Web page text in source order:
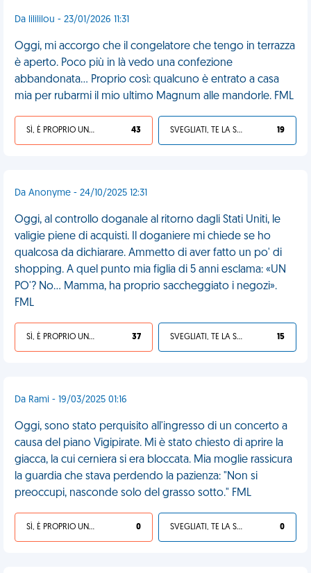
Da lilililou - 23/01/2026 11:31
Oggi, mi accorgo che il congelatore che tengo in terrazza
è aperto. Poco più in là vedo una confezione
abbandonata... Proprio così: qualcuno è entrato a casa
mia per rubarmi il mio ultimo Magnum alle mandorle. FML
SÌ, È PROPRIO UNA VDM! 43 SVEGLIATI, TE LA SEI CERCATA! 19
Da Anonyme - 24/10/2025 12:31
Oggi, al controllo doganale al ritorno dagli Stati Uniti, le
valigie piene di acquisti. Il doganiere mi chiede se ho
qualcosa da dichiarare. Ammetto di aver fatto un po' di
shopping. A quel punto mia figlia di 5 anni esclama: «UN
PO'? No... Mamma, ha proprio saccheggiato i negozi».
FML
SÌ, È PROPRIO UNA VDM! 37 SVEGLIATI, TE LA SEI CERCATA! 15
Da Rami - 19/03/2025 01:16
Oggi, sono stato perquisito all'ingresso di un concerto a
causa del piano Vigipirate. Mi è stato chiesto di aprire la
giacca, la cui cerniera si era bloccata. Mia moglie rassicura
la guardia che stava perdendo la pazienza: "Non si
preoccupi, nasconde solo del grasso sotto." FML
SÌ, È PROPRIO UNA VDM! 0 SVEGLIATI, TE LA SEI CERCATA! 0